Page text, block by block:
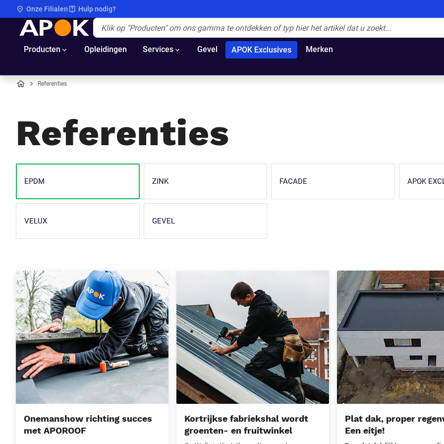
Onze Filialen Hulp nodig?
APOK
Producten Opleidingen Services Gevel APOK Exclusives Merken
Referenties
Referenties
EPDM ZINK FACADE APOK
VELUX GEVEL
Onemanshow richting succes met APOROOF
Onemanshow richting succes
met APOROOF
Kortrijkse fabriekshal wordt groenten- en fruitwinkel
Kortrijkse fabriekshal wordt
groenten- en fruitwinkel
Plat dak, proper regenwater?
Plat dak, proper
Een eitje!